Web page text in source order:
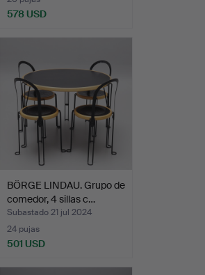
578 USD
BÖRGE LINDAU. Grupo de
comedor, 4 sillas c…
Subastado 21 jul 2024
24 pujas
501 USD